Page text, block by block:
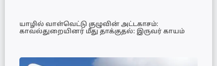
யாழில் வாள்வெட்டு குழுவின் அட்டகாசம்:
காவல்துறையினர் மீது தாக்குதல்: இருவர் காயம்